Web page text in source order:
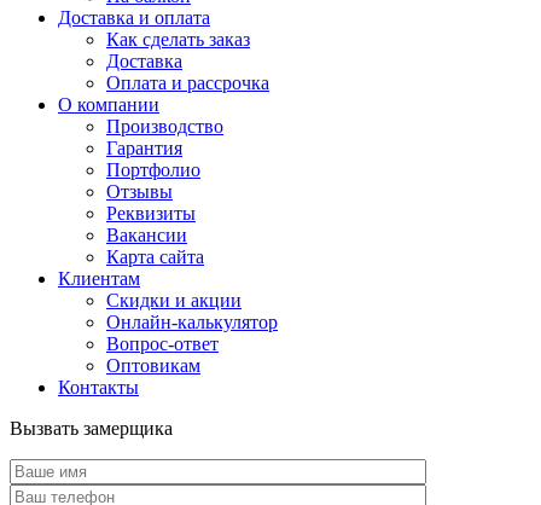
Доставка и оплата
Как сделать заказ
Доставка
Оплата и рассрочка
О компании
Производство
Гарантия
Портфолио
Отзывы
Реквизиты
Вакансии
Карта сайта
Клиентам
Скидки и акции
Онлайн-калькулятор
Вопрос-ответ
Оптовикам
Контакты
Вызвать замерщика